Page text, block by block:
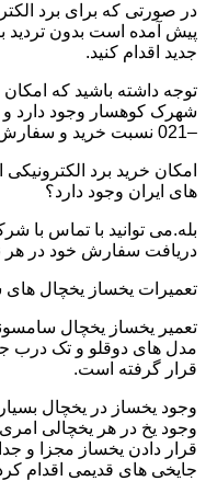
در صورتی که برای برد
پیش آمده است بدون تردید
جدید اقدام کنید.
توجه داشته باشید که
–021 نسبت خرید و سفارش محصول خود اقدام کنید.
امکان خرید برد
های ایران وجود دارد؟
بله.می توانید با تماس
دریافت سفارش خود در هر
تعمیرات یخساز یخچال
تعمیر یخساز یخچال
مدل های دوقلو و تک درب
قرار گرفته است.
وجود یخساز در یخچال
وجود یخ در هر یخچالی
قرار دادن یخساز مجزا و
جایخی های قدیمی اقدام